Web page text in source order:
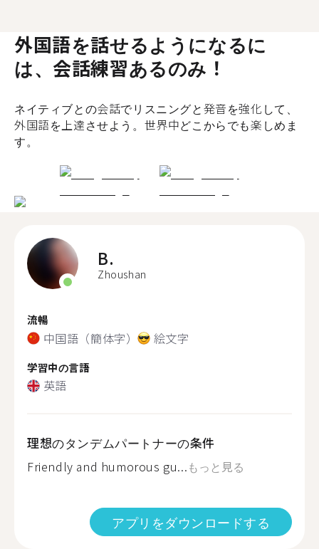
外国語を話せるようになるに
は、会話練習あるのみ！
ネイティブとの会話でリスニングと発音を強化して、
外国語を上達させよう。世界中どこからでも楽しめま
す。
B.
Zhoushan
流暢
中国語（簡体字） 絵文字
学習中の言語
英語
理想のタンデムパートナーの条件
Friendly and humorous gu...もっと見る
アプリをダウンロードする